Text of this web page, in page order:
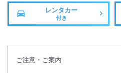
レンタカー
付き
ご注意・ご案内